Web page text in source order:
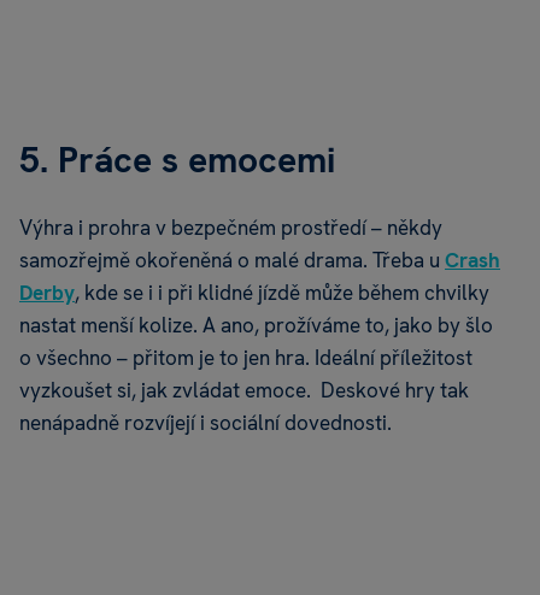
5. Práce s emocemi
Výhra i prohra v bezpečném prostředí – někdy
samozřejmě okořeněná o malé drama. Třeba u Crash
Derby, kde se i i při klidné jízdě může během chvilky
nastat menší kolize. A ano, prožíváme to, jako by šlo
o všechno – přitom je to jen hra. Ideální příležitost
vyzkoušet si, jak zvládat emoce. Deskové hry tak
nenápadně rozvíjejí i sociální dovednosti.